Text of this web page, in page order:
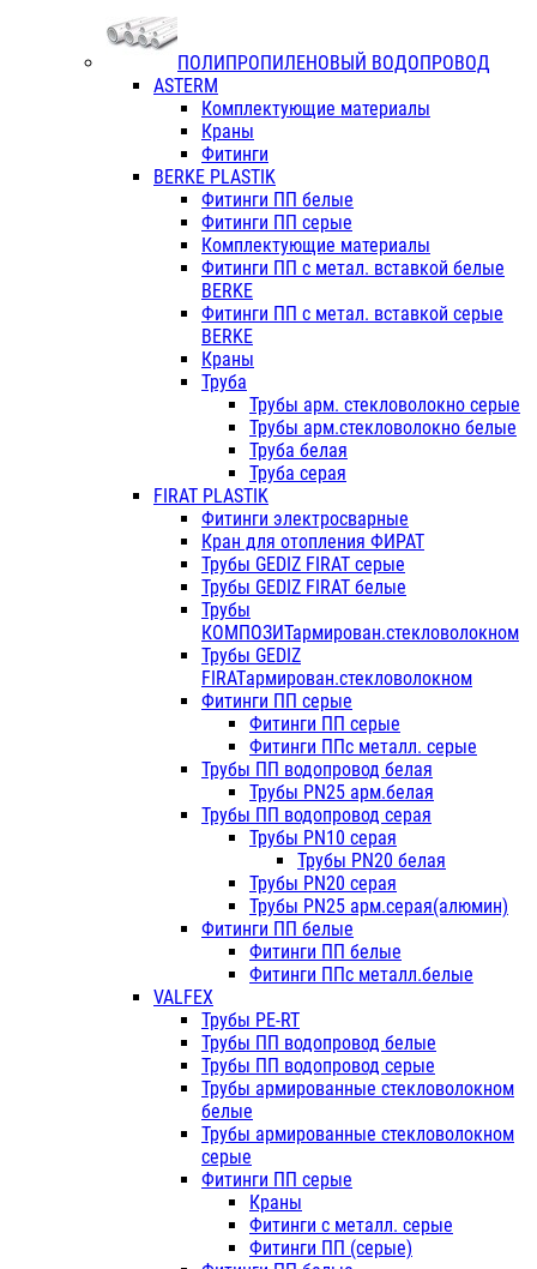
ПОЛИПРОПИЛЕНОВЫЙ ВОДОПРОВОД
ASTERM
Комплектующие материалы
Краны
Фитинги
BERKE PLASTIK
Фитинги ПП белые
Фитинги ПП серые
Комплектующие материалы
Фитинги ПП с метал. вставкой белые
BERKE
Фитинги ПП с метал. вставкой серые
BERKE
Краны
Труба
Трубы арм. стекловолокно серые
Трубы арм.стекловолокно белые
Труба белая
Труба серая
FIRAT PLASTIK
Фитинги электросварные
Кран для отопления ФИРАТ
Трубы GEDIZ FIRAT серые
Трубы GEDIZ FIRAT белые
Трубы
КОМПОЗИТармирован.стекловолокном
Трубы GEDIZ
FIRATармирован.стекловолокном
Фитинги ПП серые
Фитинги ПП серые
Фитинги ППс металл. серые
Трубы ПП водопровод белая
Трубы PN25 арм.белая
Трубы ПП водопровод серая
Трубы PN10 серая
Трубы PN20 белая
Трубы PN20 серая
Трубы PN25 арм.серая(алюмин)
Фитинги ПП белые
Фитинги ПП белые
Фитинги ППс металл.белые
VALFEX
Трубы PE-RT
Трубы ПП водопровод белые
Трубы ПП водопровод серые
Трубы армированные стекловолокном
белые
Трубы армированные стекловолокном
серые
Фитинги ПП серые
Краны
Фитинги с металл. серые
Фитинги ПП (серые)